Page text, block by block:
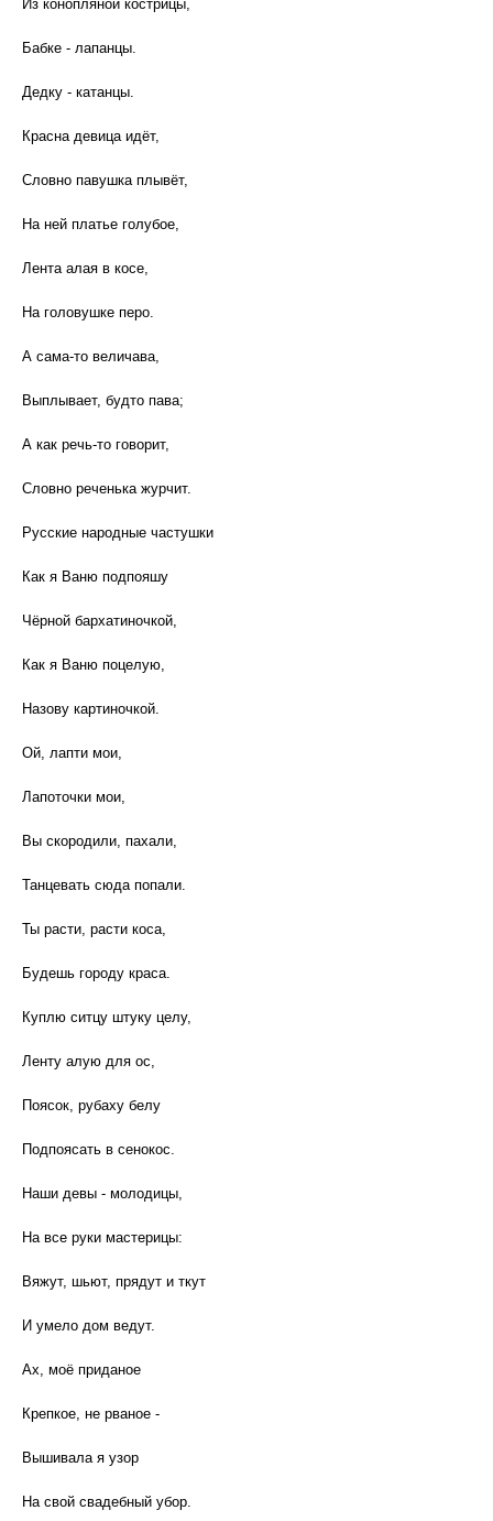
Из конопляной кострицы,
Бабке - лапанцы.
Дедку - катанцы.
Красна девица идёт,
Словно павушка плывёт,
На ней платье голубое,
Лента алая в косе,
На головушке перо.
А сама-то величава,
Выплывает, будто пава;
А как речь-то говорит,
Словно реченька журчит.
Русские народные частушки
Как я Ваню подпояшу
Чёрной бархатиночкой,
Как я Ваню поцелую,
Назову картиночкой.
Ой, лапти мои,
Лапоточки мои,
Вы скородили, пахали,
Танцевать сюда попали.
Ты расти, расти коса,
Будешь городу краса.
Куплю ситцу штуку целу,
Ленту алую для ос,
Поясок, рубаху белу
Подпоясать в сенокос.
Наши девы - молодицы,
На все руки мастерицы:
Вяжут, шьют, прядут и ткут
И умело дом ведут.
Ах, моё приданое
Крепкое, не рваное -
Вышивала я узор
На свой свадебный убор.